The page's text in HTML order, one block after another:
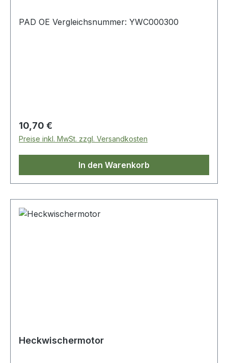
PAD OE Vergleichsnummer: YWC000300
Regulärer Preis:
10,70 €
Preise inkl. MwSt. zzgl. Versandkosten
In den Warenkorb
Heckwischermotor